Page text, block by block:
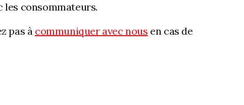
les consommateurs.
pas à communiquer avec nous en cas de